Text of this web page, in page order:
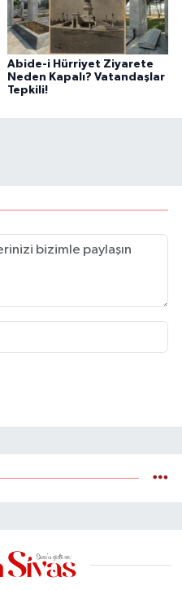
Abide-i Hürriyet Ziyarete
Neden Kapalı? Vatandaşlar
Tepkili!